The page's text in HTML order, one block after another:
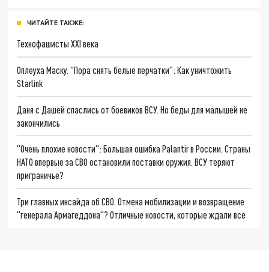
ЧИТАЙТЕ ТАКЖЕ:
Технофашисты XXI века
Оплеуха Маску. "Пора снять белые перчатки": Как уничтожить
Starlink
Даня с Дашей спаслись от боевиков ВСУ. Но беды для малышей не
закончились
"Очень плохие новости": Большая ошибка Palantir в России. Страны
НАТО впервые за СВО остановили поставки оружия. ВСУ теряют
приграничье?
Три главных инсайда об СВО. Отмена мобилизации и возвращение
"генерала Армагеддона"? Отличные новости, которые ждали все